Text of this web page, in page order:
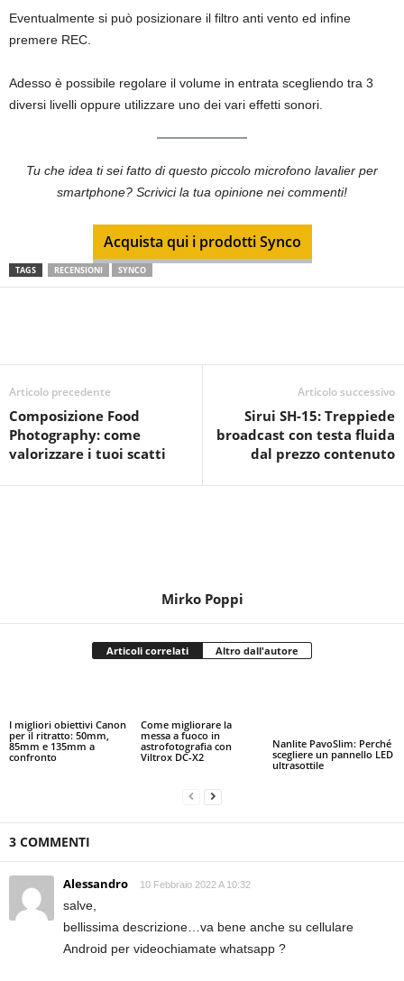
Eventualmente si può posizionare il filtro anti vento ed infine
premere REC.
Adesso è possibile regolare il volume in entrata scegliendo tra 3
diversi livelli oppure utilizzare uno dei vari effetti sonori.
Tu che idea ti sei fatto di questo piccolo microfono lavalier per
smartphone? Scrivici la tua opinione nei commenti!
Acquista qui i prodotti Synco
TAGS RECENSIONI SYNCO
Articolo precedente
Composizione Food
Photography: come
valorizzare i tuoi scatti
Articolo successivo
Sirui SH-15: Treppiede
broadcast con testa fluida
dal prezzo contenuto
Mirko Poppi
Articoli correlati Altro dall'autore
I migliori obiettivi Canon
per il ritratto: 50mm,
85mm e 135mm a
confronto
Come migliorare la
messa a fuoco in
astrofotografia con
Viltrox DC-X2
Nanlite PavoSlim: Perché
scegliere un pannello LED
ultrasottile
3 COMMENTI
Alessandro 10 Febbraio 2022 A 10:32
salve,
bellissima descrizione…va bene anche su cellulare
Android per videochiamate whatsapp ?